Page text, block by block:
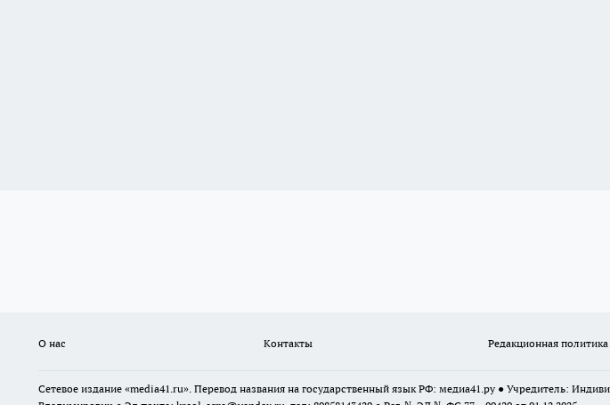
О нас Контакты Редакционная политика
Сетевое издание «media41.ru». Перевод названия на государственный язык РФ: медиа41.ру ● Учредитель: